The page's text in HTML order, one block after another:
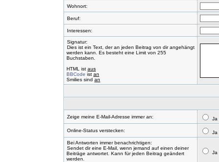
Wohnort:
Beruf:
Interessen:
Signatur:
Dies ist ein Text, der an jeden Beitrag von dir angehängt
werden kann. Es besteht eine Limit von 255
Buchstaben.
HTML ist aus
BBCode ist an
Smilies sind an
Zeige meine E-Mail-Adresse immer an: Ja
Online-Status verstecken:
Ja
Bei Antworten immer benachrichtigen:
Sendet dir eine E-Mail, wenn jemand auf einen deiner
Beiträge antwortet. Kann für jeden Beitrag geändert
werden.
Ja